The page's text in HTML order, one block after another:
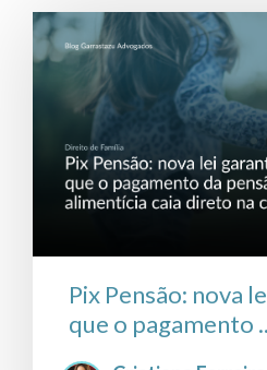
Pix Pensão: nova
que o pagamento